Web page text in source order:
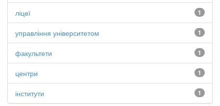
1
ліцеї
1
управління університетом
1
факультети
1
центри
1
інститути